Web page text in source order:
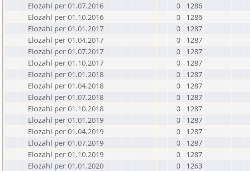
Elozahl per 01.07.2016
0
1286
Elozahl per 01.10.2016
0
1286
Elozahl per 01.01.2017
0
1287
Elozahl per 01.04.2017
0
1287
Elozahl per 01.07.2017
0
1287
Elozahl per 01.10.2017
0
1287
Elozahl per 01.01.2018
0
1287
Elozahl per 01.04.2018
0
1287
Elozahl per 01.07.2018
0
1287
Elozahl per 01.10.2018
0
1287
Elozahl per 01.01.2019
0
1287
Elozahl per 01.04.2019
0
1287
Elozahl per 01.07.2019
0
1287
Elozahl per 01.10.2019
0
1287
Elozahl per 01.01.2020
0
1263